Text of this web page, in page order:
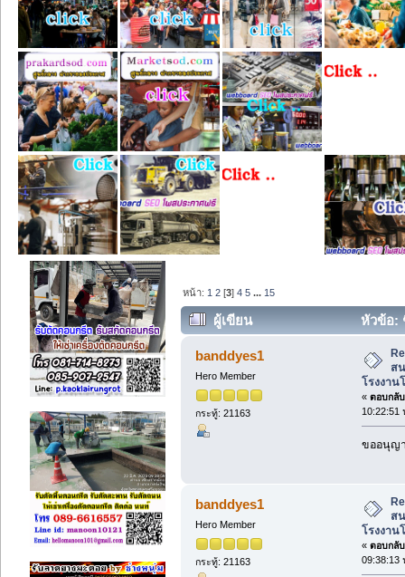
หน้า: 1 2 [3]4 5 ... 15
ผู้เขียน
หัวข้อ:
โรงงานโดยตรง 081-9123486 . (อ่า
banddyes1
Hero Member
กระทู้: 21163
ส
โรงงาน
« ตอบกลั
10:22:51
ขออนุญ
banddyes1
Hero Member
กระทู้: 21163
ส
โรงงาน
« ตอบกลั
09:38:13